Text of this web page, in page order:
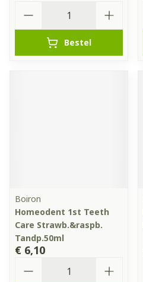
Bestel
Boiron
Homeodent 1st Teeth
Care Strawb.&raspb.
Tandp.50ml
€ 6,10